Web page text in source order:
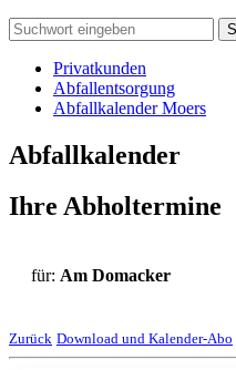
Privatkunden
Abfallentsorgung
Abfallkalender Moers
Abfallkalender
Ihre Abholtermine
für: Am Domacker
Zurück Download und Kalender-Abo